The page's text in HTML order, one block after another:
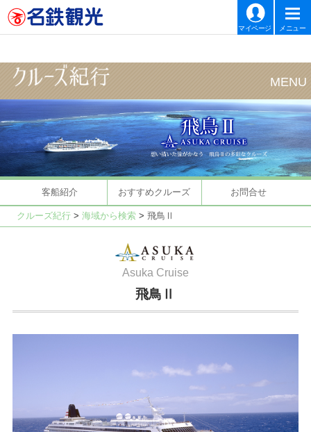
マイページ メニュー
客船紹介 おすすめクルーズ お問合せ
クルーズ紀行> 海域から検索> 飛鳥Ⅱ
Asuka Cruise
飛鳥Ⅱ